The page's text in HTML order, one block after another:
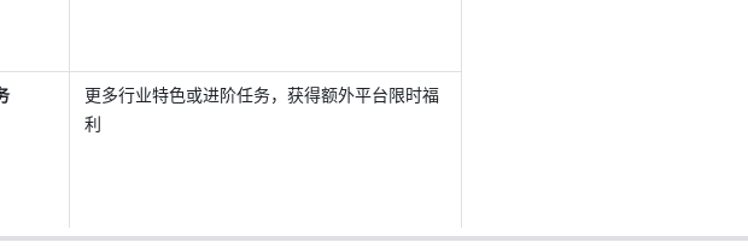
更多行业特色或进阶任务，获得额外平台限时福
利